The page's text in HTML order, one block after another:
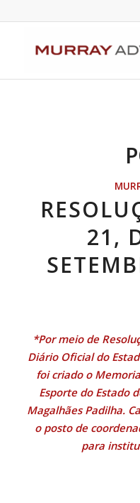
21,
*Por meio de
Diário Oficial do
foi criado o
Esporte do Estado
Magalhães Padilha.
o posto de
para